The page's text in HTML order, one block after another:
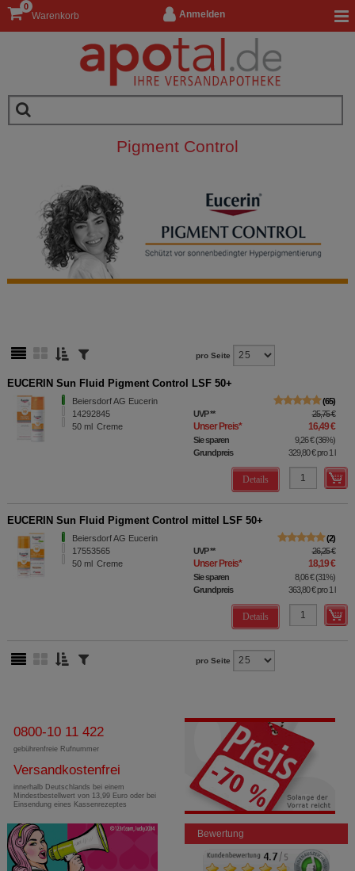
Anmelden
Warenkorb
0
Pigment Control
pro Seite
EUCERIN Sun Fluid Pigment Control LSF 50+
Beiersdorf AG Eucerin
14292845
50 ml Creme
65
UVP** 25,75 €
Unser Preis* 16,49 €
Sie sparen 9,26 €(36%)
Grundpreis
329,80 €pro 1 l
Details
EUCERIN Sun Fluid Pigment Control mittel LSF 50+
Beiersdorf AG Eucerin
17553565
50 ml Creme
2
UVP** 26,25 €
Unser Preis* 18,19 €
Sie sparen 8,06 €(31%)
Grundpreis
363,80 €pro 1 l
Details
pro Seite
0800-10 11 422
gebührenfreie Rufnummer
Versandkostenfrei
innerhalb Deutschlands bei einem
Mindestbestellwert von 13,99 Euro oder bei
Einsendung eines Kassenrezeptes
Bewertung